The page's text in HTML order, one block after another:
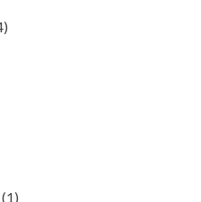
(1)